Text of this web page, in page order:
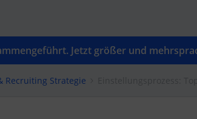
Jetzt größer und
Recruiting Strategie